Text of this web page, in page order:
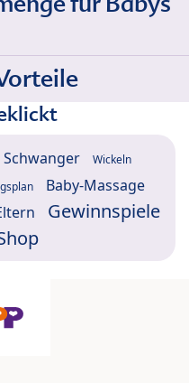
Schwanger Wickeln
Baby-Massage
Gewinnspiele